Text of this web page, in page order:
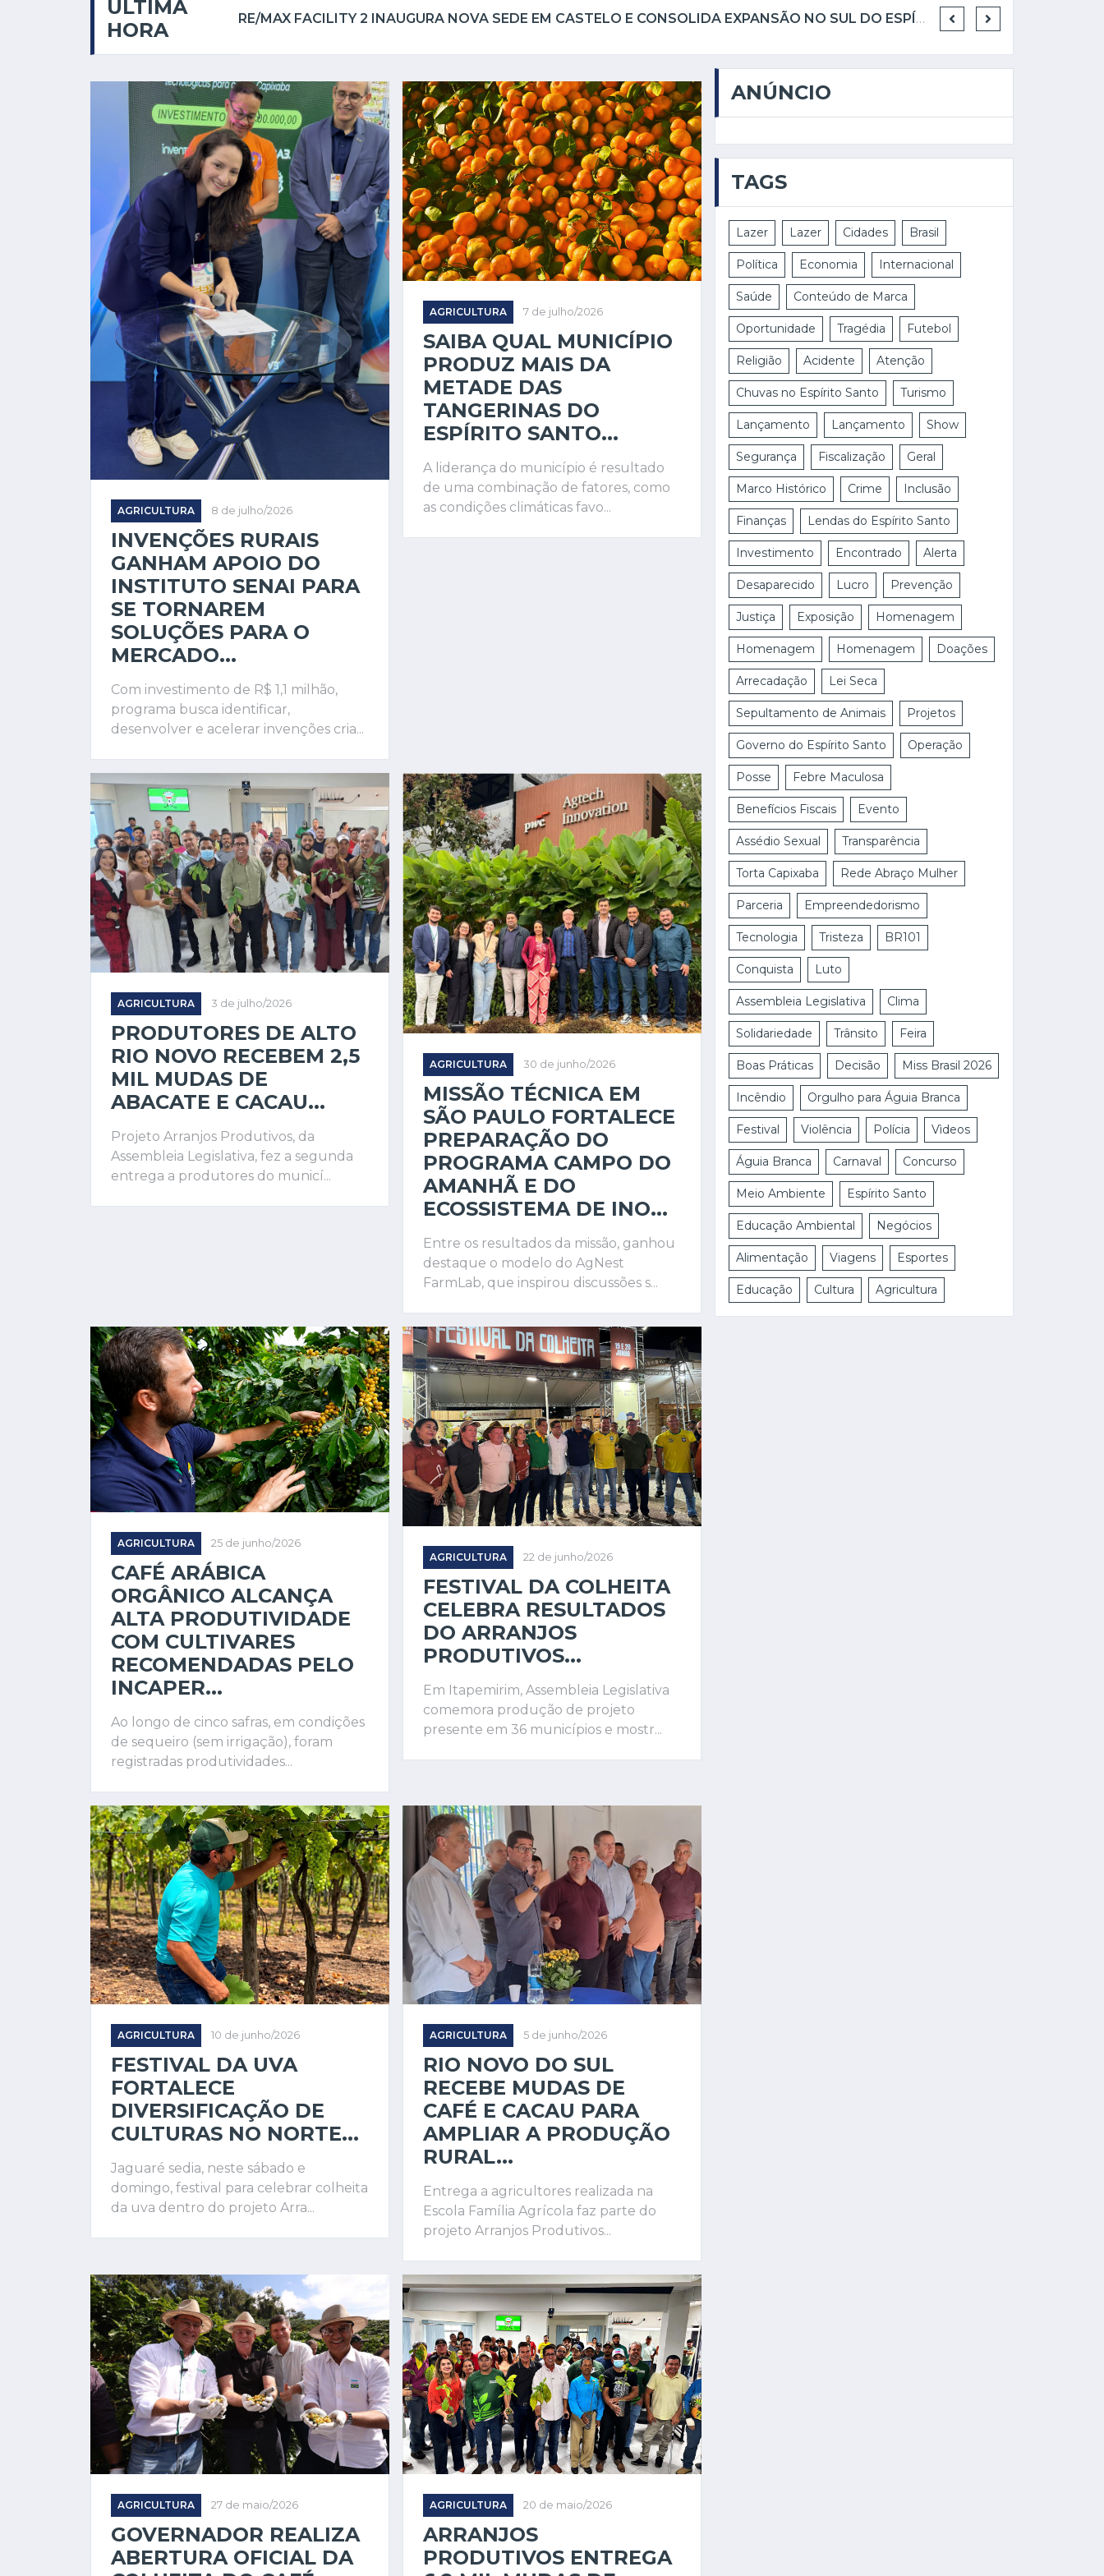
ÚLTIMA
HORA
RE/MAX FACILITY 2 INAUGURA NOVA SEDE EM CASTELO E CONSOLIDA EXPANSÃO NO SUL DO ESPÍRITO SANTO
AGRICULTURA 8 de julho/2026
INVENÇÕES RURAIS
GANHAM APOIO DO
INSTITUTO SENAI PARA
SE TORNAREM
SOLUÇÕES PARA O
MERCADO...
Com investimento de R$ 1,1 milhão,
programa busca identificar,
desenvolver e acelerar invenções cria...
AGRICULTURA 7 de julho/2026
SAIBA QUAL MUNICÍPIO
PRODUZ MAIS DA
METADE DAS
TANGERINAS DO
ESPÍRITO SANTO...
A liderança do município é resultado
de uma combinação de fatores, como
as condições climáticas favo...
AGRICULTURA 3 de julho/2026
PRODUTORES DE ALTO
RIO NOVO RECEBEM 2,5
MIL MUDAS DE
ABACATE E CACAU...
Projeto Arranjos Produtivos, da
Assembleia Legislativa, fez a segunda
entrega a produtores do municí...
AGRICULTURA 30 de junho/2026
MISSÃO TÉCNICA EM
SÃO PAULO FORTALECE
PREPARAÇÃO DO
PROGRAMA CAMPO DO
AMANHÃ E DO
ECOSSISTEMA DE INO...
Entre os resultados da missão, ganhou
destaque o modelo do AgNest
FarmLab, que inspirou discussões s...
AGRICULTURA 25 de junho/2026
CAFÉ ARÁBICA
ORGÂNICO ALCANÇA
ALTA PRODUTIVIDADE
COM CULTIVARES
RECOMENDADAS PELO
INCAPER...
Ao longo de cinco safras, em condições
de sequeiro (sem irrigação), foram
registradas produtividades...
AGRICULTURA 22 de junho/2026
FESTIVAL DA COLHEITA
CELEBRA RESULTADOS
DO ARRANJOS
PRODUTIVOS...
Em Itapemirim, Assembleia Legislativa
comemora produção de projeto
presente em 36 municípios e mostr...
AGRICULTURA 10 de junho/2026
FESTIVAL DA UVA
FORTALECE
DIVERSIFICAÇÃO DE
CULTURAS NO NORTE...
Jaguaré sedia, neste sábado e
domingo, festival para celebrar colheita
da uva dentro do projeto Arra...
AGRICULTURA 5 de junho/2026
RIO NOVO DO SUL
RECEBE MUDAS DE
CAFÉ E CACAU PARA
AMPLIAR A PRODUÇÃO
RURAL...
Entrega a agricultores realizada na
Escola Família Agrícola faz parte do
projeto Arranjos Produtivos...
AGRICULTURA 27 de maio/2026
GOVERNADOR REALIZA
ABERTURA OFICIAL DA
AGRICULTURA 20 de maio/2026
ARRANJOS
PRODUTIVOS ENTREGA
ANÚNCIO
TAGS
Lazer Lazer Cidades Brasil
Política Economia Internacional
Saúde Conteúdo de Marca
Oportunidade Tragédia Futebol
Religião Acidente Atenção
Chuvas no Espírito Santo Turismo
Lançamento Lançamento Show
Segurança Fiscalização Geral
Marco Histórico Crime Inclusão
Finanças Lendas do Espírito Santo
Investimento Encontrado Alerta
Desaparecido Lucro Prevenção
Justiça Exposição Homenagem
Homenagem Homenagem Doações
Arrecadação Lei Seca
Sepultamento de Animais Projetos
Governo do Espírito Santo Operação
Posse Febre Maculosa
Benefícios Fiscais Evento
Assédio Sexual Transparência
Torta Capixaba Rede Abraço Mulher
Parceria Empreendedorismo
Tecnologia Tristeza BR101
Conquista Luto
Assembleia Legislativa Clima
Solidariedade Trânsito Feira
Boas Práticas Decisão Miss Brasil 2026
Incêndio Orgulho para Águia Branca
Festival Violência Polícia Vìdeos
Águia Branca Carnaval Concurso
Meio Ambiente Espírito Santo
Educação Ambiental Negócios
Alimentação Viagens Esportes
Educação Cultura Agricultura